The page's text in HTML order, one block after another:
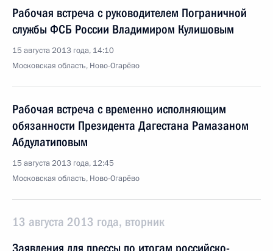
Рабочая встреча с руководителем Пограничной
службы ФСБ России Владимиром Кулишовым
15 августа 2013 года, 14:10
Московская область, Ново-Огарёво
Рабочая встреча с временно исполняющим
обязанности Президента Дагестана Рамазаном
Абдулатиповым
15 августа 2013 года, 12:45
Московская область, Ново-Огарёво
13 августа 2013 года, вторник
Заявления для прессы по итогам российско-